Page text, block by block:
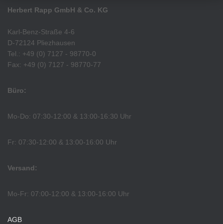
Herbert Rapp GmbH & Co. KG
Karl-Benz-Straße 4-6
D-72124 Pliezhausen
Tel.: +49 (0) 7127 - 98770-0
Fax: +49 (0) 7127 - 98770-77
Büro:
Mo-Do: 07:30-12:00 & 13:00-16:30 Uhr
Fr: 07:30-12:00 & 13:00-16:00 Uhr
Versand:
Mo-Fr: 07:00-12:00 & 13:00-16:00 Uhr
AGB